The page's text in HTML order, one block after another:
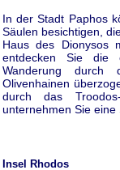
In der Stadt Paphos
Säulen besichtigen,
Haus des Dionysos
entdecken Sie die
Wanderung durch
Olivenhainen
durch das
unternehmen Sie eine
Insel Rhodos